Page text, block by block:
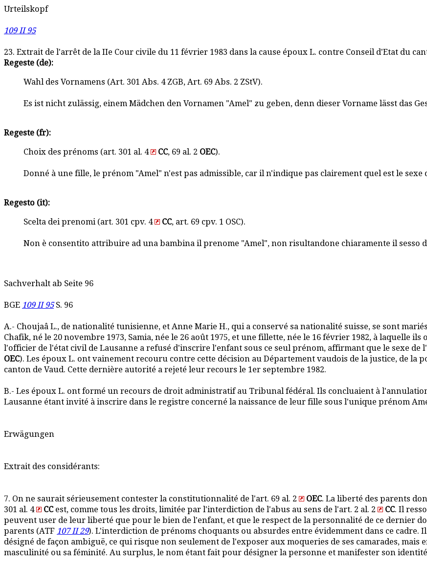
Urteilskopf
109 II 95
23. Extrait de l'arrêt de la IIe Cour civile du 11 février 1983 dans la cause époux L. contre Conseil d'Etat du
Regeste (de):
Wahl des Vornamens (Art. 301 Abs. 4 ZGB, Art. 69 Abs. 2 ZStV).
Es ist nicht zulässig, einem Mädchen den Vornamen "Amel" zu geben, denn dieser Vorname lässt das
Regeste (fr):
Choix des prénoms (art. 301 al. 4 CC, 69 al. 2 OEC).
Donné à une fille, le prénom "Amel" n'est pas admissible, car il n'indique pas clairement quel est le sexe
Regesto (it):
Scelta dei prenomi (art. 301 cpv. 4 CC, art. 69 cpv. 1 OSC).
Non è consentito attribuire ad una bambina il prenome "Amel", non risultandone chiaramente il sesso
Sachverhalt ab Seite 96
BGE 109 II 95S. 96
A.- Choujaâ L., de nationalité tunisienne, et Anne Marie H., qui a conservé sa nationalité suisse, se sont
Chafik, né le 20 novembre 1973, Samia, née le 26 août 1975, et une fillette, née le 16 février 1982, à laquelle
l'officier de l'état civil de Lausanne a refusé d'inscrire l'enfant sous ce seul prénom, affirmant que le sexe de
OEC). Les époux L. ont vainement recouru contre cette décision au Département vaudois de la justice, de la
canton de Vaud. Cette dernière autorité a rejeté leur recours le 1er septembre 1982.
B.- Les époux L. ont formé un recours de droit administratif au Tribunal fédéral. Ils concluaient à
Lausanne étant invité à inscrire dans le registre concerné la naissance de leur fille sous l'unique prénom
Erwägungen
Extrait des considérants:
7. On ne saurait sérieusement contester la constitutionnalité de l'art. 69 al. 2 OEC. La liberté des parents
301 al. 4
CCest, comme tous les droits, limitée par l'interdiction de l'abus au sens de l'art. 2 al. 2 CC. Il
peuvent user de leur liberté que pour le bien de l'enfant, et que le respect de la personnalité de ce dernier
parents (ATF 107 II 29). L'interdiction de prénoms choquants ou absurdes entre évidemment dans ce cadre.
désigné de façon ambiguë, ce qui risque non seulement de l'exposer aux moqueries de ses camarades,
masculinité ou sa féminité. Au surplus, le nom étant fait pour désigner la personne et manifester son